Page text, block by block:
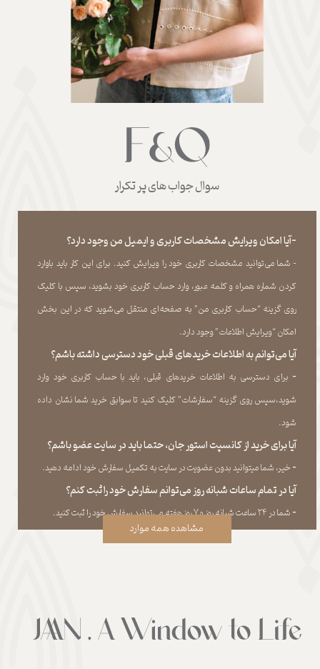
سوال جواب های پر تکرار
-آیا امکان ویرایش مشخصات کاربری و ایمیل من وجود دارد؟
- شما می‏‌توانید مشخصات کاربری خود را ویرایش کنید. برای این کار باید باوارد
کردن شماره همراه و کلمه عبور، وارد حساب کاربری خود بشوید، سپس با کلیک
روی گزینه “حساب کاربری من” به صفحه‏‌ای منتقل می‏‌شوید که در این بخش
امکان “ویرایش اطلاعات” وجود دارد.​​​​​​​
آیا می‌‏توانم به اطلاعات خریدهای قبلی خود دسترسی داشته باشم؟
​​​​​​​- برای دسترسی به اطلاعات خریدهای قبلی، باید با حساب کاربری خود وارد
شوید،سپس روی گزینه “سفارشات” کلیک کنید تا سوابق خرید شما نشان داده
‏شود.​​​​​​​
آیا برای خرید از کانسپت استور جان، حتما باید در سایت عضو باشم؟
​​​​​​​- خیر، شما میتوانید بدون عضویت در سایت به تکمیل سفارش خود ادامه دهید.​​​​​​​
آیا در تمام ساعات شبانه روز می‌توانم سفارش خود را ثبت کنم؟
​​​​​​​​​​​​​​- شما در ۲۴ ساعت شبانه روز و ۷ روز هفته می‌‏توانید سفارش خود را ثبت کنید.
مشاهده همه موارد